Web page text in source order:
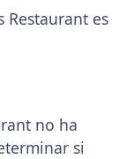
Restaurant es
no ha
si